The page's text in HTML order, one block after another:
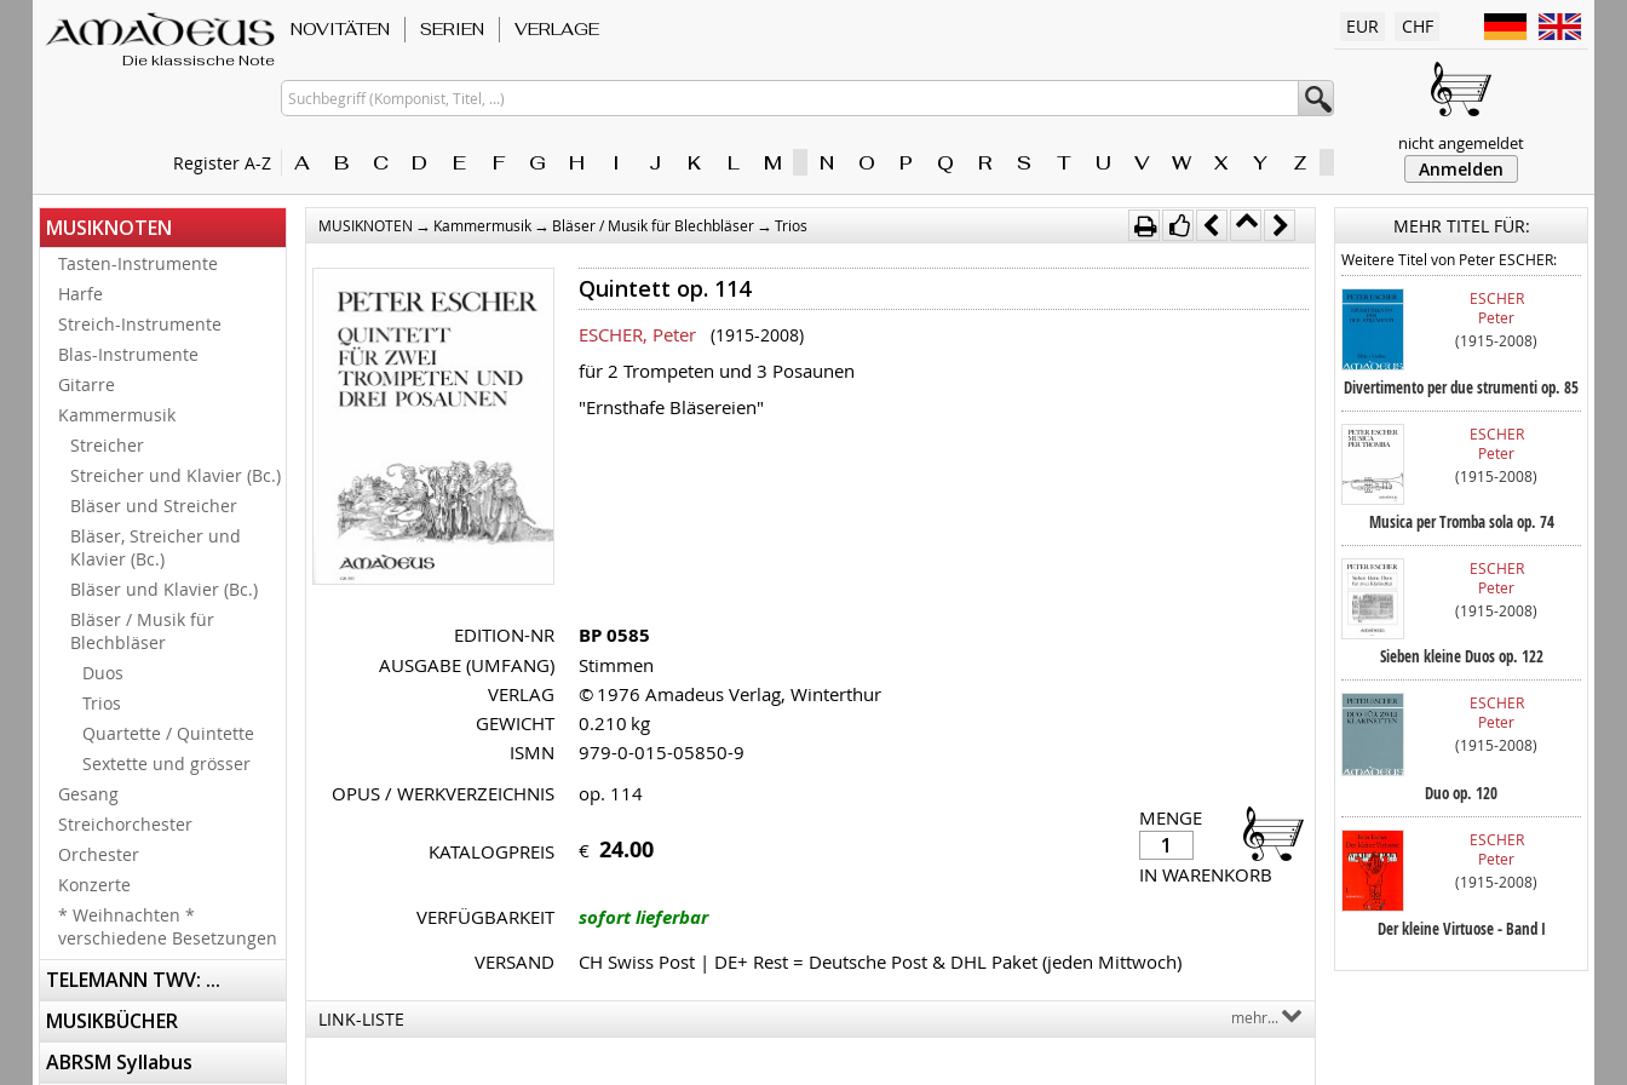
Die klassische Note
Register A-Z
NOVITÄTEN SERIEN VERLAGE
Suchbegriff (Komponist, Titel, ...)
A B C D E F G H I J K L M N O P Q R S T U V W X Y Z
EUR CHF
nicht angemeldet
Anmelden
MUSIKNOTEN
Tasten-Instrumente
Harfe
Streich-Instrumente
Blas-Instrumente
Gitarre
Kammermusik
Streicher
Streicher und Klavier (Bc.)
Bläser und Streicher
Bläser, Streicher und
Klavier (Bc.)
Bläser und Klavier (Bc.)
Bläser / Musik für
Blechbläser
Duos
Trios
Quartette / Quintette
Sextette und grösser
Gesang
Streichorchester
Orchester
Konzerte
* Weihnachten *
verschiedene Besetzungen
TELEMANN TWV: ...
MUSIKBÜCHER
ABRSM Syllabus
MUSIKNOTEN → Kammermusik → Bläser / Musik für Blechbläser → Trios
Quintett op. 114
ESCHER, Peter (1915-2008)
für 2 Trompeten und 3 Posaunen
"Ernsthafe Bläsereien"
EDITION-NR BP 0585
AUSGABE (UMFANG)
Stimmen
VERLAG
© 1976 Amadeus Verlag, Winterthur
GEWICHT
0.210 kg
ISMN
979-0-015-05850-9
OPUS / WERKVERZEICHNIS
op. 114
MENGE
IN WARENKORB
KATALOGPREIS € 24.00
VERFÜGBARKEIT sofort lieferbar
VERSAND CH Swiss Post | DE+ Rest = Deutsche Post & DHL Paket (jeden Mittwoch)
LINK-LISTE mehr...
MEHR TITEL FÜR:
Weitere Titel von Peter ESCHER:
ESCHER
Peter
(1915-2008)
Divertimento per due strumenti op. 85
ESCHER
Peter
(1915-2008)
Musica per Tromba sola op. 74
ESCHER
Peter
(1915-2008)
Sieben kleine Duos op. 122
ESCHER
Peter
(1915-2008)
Duo op. 120
ESCHER
Peter
(1915-2008)
Der kleine Virtuose - Band I